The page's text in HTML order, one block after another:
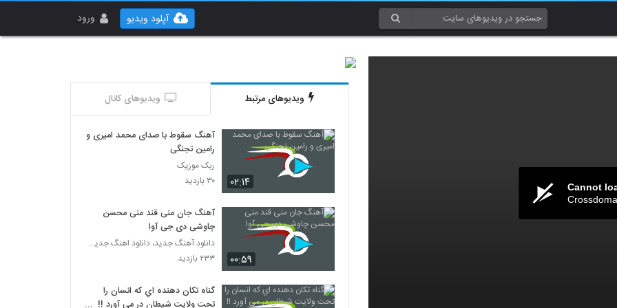
ورود آپلود ویدیو
Cannot
ویدیوهای مرتبط ویدیوهای کانال
۰۲:۱۴
آهنگ سقوط با صدای محمد امیری و
رامین تجنگی
ربک موزیک
۳۰ بازدید
۰۰:۵۹
آهنگ جان منی قند منی محسن
چاوشی دی جی آوا
دانلود آهنگ جدید، دانلود اهنگ جدید ایرانی
۲۳۳ بازدید
گناه تکان دهنده اي که انسان را
تحت ولايت شيطان در مي آورد !!